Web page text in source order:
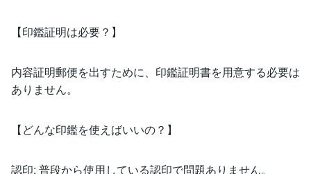
【印鑑証明は必要？】
内容証明郵便を出すために、印鑑証明書を用意する必要は
ありません。
【どんな印鑑を使えばいいの？】
認印: 普段から使用している認印で問題ありません。